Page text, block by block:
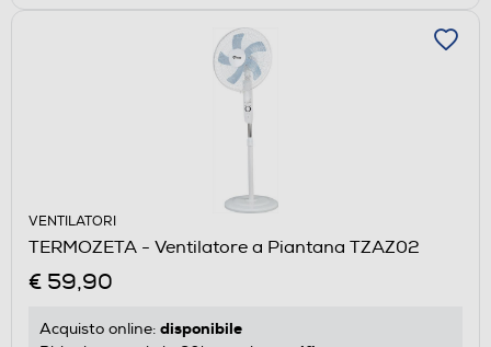
VENTILATORI
TERMOZETA - Ventilatore a Piantana TZAZ02
€ 59,90
Acquisto online: disponibile